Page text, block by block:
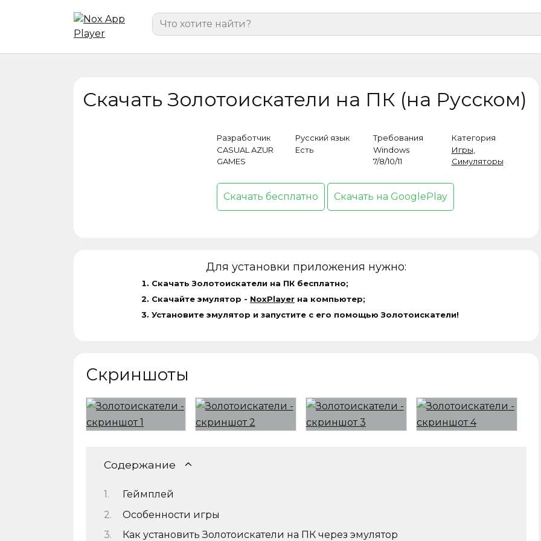
Search
for:
Скачать Золотоискатели на ПК (на Русском)
Разработчик
CASUAL AZUR
GAMES
Русский язык
Есть
Требования
Windows
7/8/10/11
Категория
Игры
Симуляторы
Скачать бесплатно Скачать на GooglePlay
Для установки приложения нужно:
Скачать Золотоискатели на ПК бесплатно;
Скачайте эмулятор - NoxPlayer на компьютер;
Установите эмулятор и запустите с его помощью Золотоискатели!
Скриншоты
Содержание
Геймплей
Особенности игры
Как установить Золотоискатели на ПК через эмулятор